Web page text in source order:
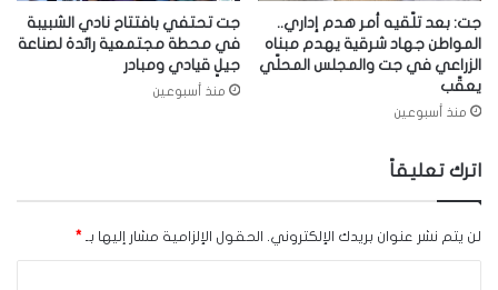
جت: بعد تلّقيه أمر هدم إداري..
المواطن جهاد شرقية يهدم مبناه
الزراعي في جت والمجلس المحلّي
يعقّب
منذ أسبوعين
جت تحتفي بافتتاح نادي الشبيبة
في محطة مجتمعية رائدة لصناعة
جيلٍ قيادي ومبادر
منذ أسبوعين
اترك تعليقاً
لن يتم نشر عنوان بريدك الإلكتروني. الحقول الإلزامية مشار إليها بـ *